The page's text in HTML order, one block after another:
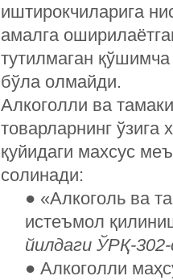
иштирокчиларига
амалга
тутилмаган
бўла олмайди.
Алкоголли ва
товарларнинг ўзига
қуйидаги махсус
солинади:
● «Алкоголь ва
истеъмол
йилдаги ЎРҚ-
● Алкоголли